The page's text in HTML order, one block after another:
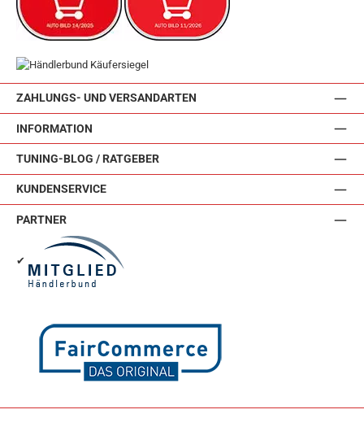
ZAHLUNGS- UND VERSANDARTEN
INFORMATION
TUNING-BLOG / RATGEBER
KUNDENSERVICE
PARTNER
✔